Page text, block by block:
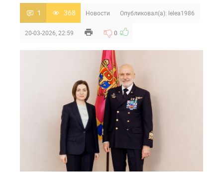
1 368 Новости Опубликовал(а): lelea1986
20-03-2026, 22:59 0